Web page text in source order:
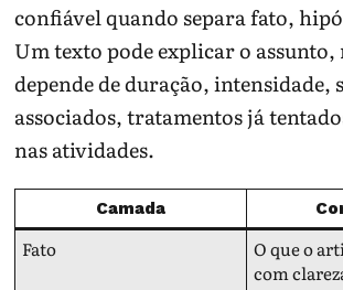
confiável quando separa fato,
Um texto pode explicar o assunto,
depende de duração, intensidade,
associados, tratamentos já
nas atividades.
Camada
Fato
O que o
com